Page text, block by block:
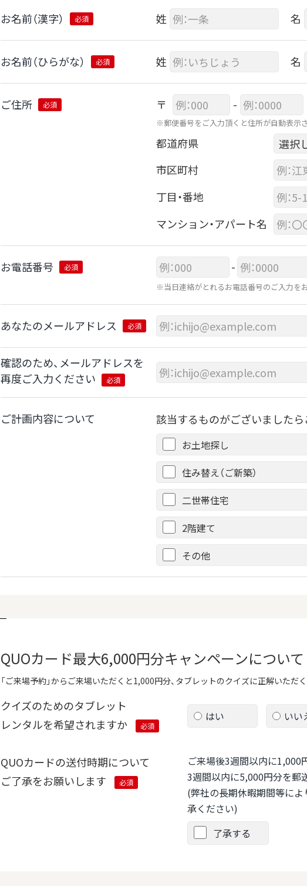
お名前（漢字） 必須 姓 名
お名前（ひらがな） 必須 姓 名
ご住所 必須 〒 -
※郵便番号をご入力頂くと住所が自動表示さ
都道府県
市区町村
丁目・番地
マンション・アパート名
お電話番号 必須 -
※当日連絡がとれるお電話番号のご入力を
あなたのメールアドレス 必須
確認のため、メールアドレスを
再度ご入力ください
必須
ご計画内容について 該当するものがございましたら
お土地探し
住み替え（ご新築）
二世帯住宅
2階建て
その他
QUOカード最大6,000円分キャンペーンについて
「ご来場予約」からご来場いただくと1,000円分、タブレットのクイズに正解いただ
クイズのためのタブレット
レンタルを希望されますか
必須
はい いい
QUOカードの送付時期について
ご了承をお願いします
必須
ご来場後3週間以内に1,000
3週間以内に5,000円分を郵
(弊社の長期休暇期間等によ
承ください)
了承する